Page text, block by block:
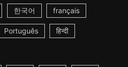
한국어 français
Português हिन्दी